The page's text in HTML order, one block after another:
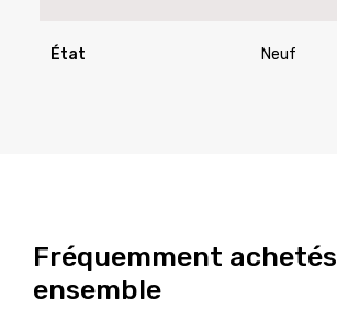
État Neuf
Fréquemment achetés
ensemble